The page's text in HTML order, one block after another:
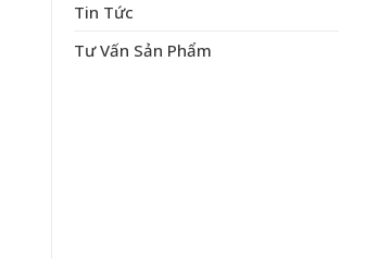
Tin Tức
Tư Vấn Sản Phẩm